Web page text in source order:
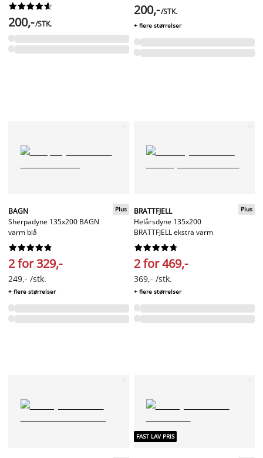






200,-/STK.
200,-/STK.
+ flere størrelser
BAGN
Sherpadyne 135x200 BAGN
varm blå
Plus






2 for 329,-
249,- /stk.
+ flere størrelser
BRATTFJELL
Helårsdyne 135x200
BRATTFJELL ekstra varm
Plus






2 for 469,-
369,- /stk.
+ flere størrelser
FAST LAV PRIS